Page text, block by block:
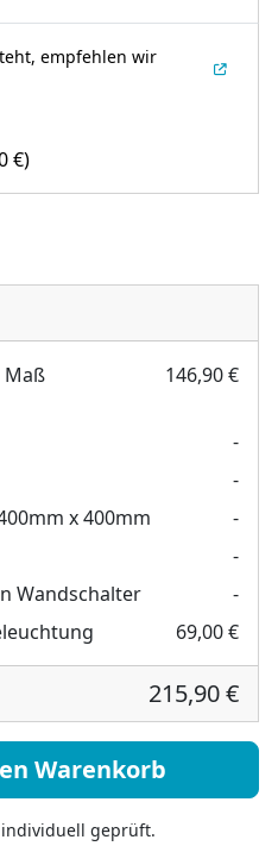
empfehlen wir
€)
Maß
146,90 €
-
-
x 400mm
-
-
Wandschalter
-
69,00 €
215,90 €
beleuchtet - Dice Menge
Warenkorb
geprüft.